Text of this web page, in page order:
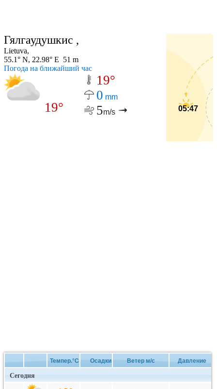
Гялгаудушкис ,
Lietuva,
55.1° N, 22.98° E 51 m
Погода на ближайший час
19°
19°
0 mm
5m/s 05:47
Темпер.°C Осадки Ветер м/с Давление
Сегодня